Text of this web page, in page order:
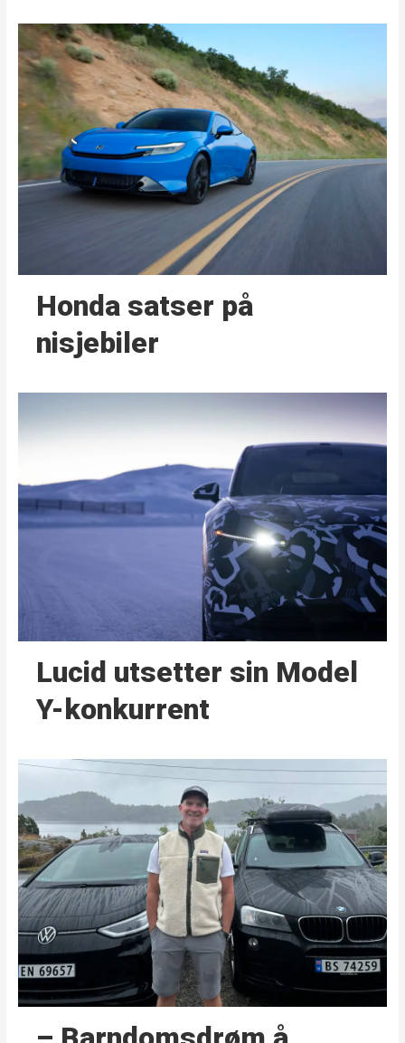
Honda satser på
nisjebiler
Lucid utsetter sin Model
Y-konkurrent